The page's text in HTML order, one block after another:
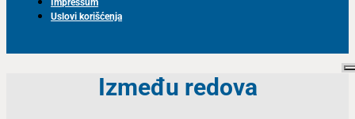
Uslovi korišćenja
Između redova